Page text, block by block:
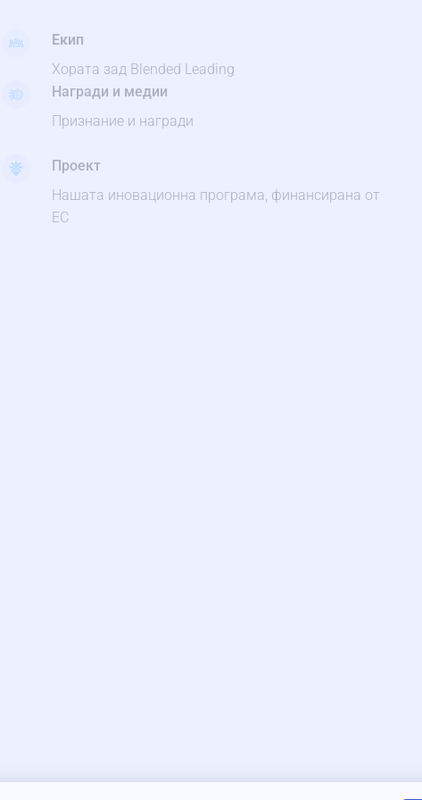
Екип
Хората зад Blended Leading
Награди и медии
Признание и награди
Проект
Нашата иновационна програма, финансирана от
ЕС